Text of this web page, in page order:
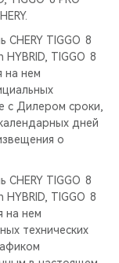
TIGGO 8
HYBRID, TIGGO 8
на нем
с Дилером сроки,
дней
о
TIGGO 8
HYBRID, TIGGO 8
на нем
технических